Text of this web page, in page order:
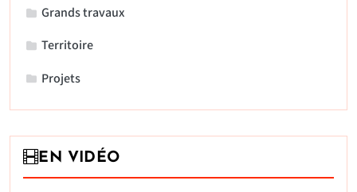
Grands travaux
Territoire
Projets
EN VIDÉO